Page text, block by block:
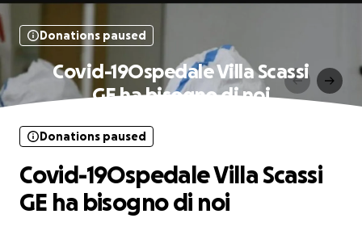
Donations paused
Covid-19Ospedale Villa Scassi
GE ha bisogno di noi
Donations paused
Covid-19Ospedale Villa Scassi
GE ha bisogno di noi